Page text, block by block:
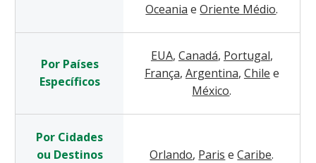
Oceania e Oriente Médio.
Por Países
Específicos
EUA, Canadá, Portugal,
França, Argentina, Chile e
México.
Por Cidades
ou Destinos
Orlando, Paris e Caribe.